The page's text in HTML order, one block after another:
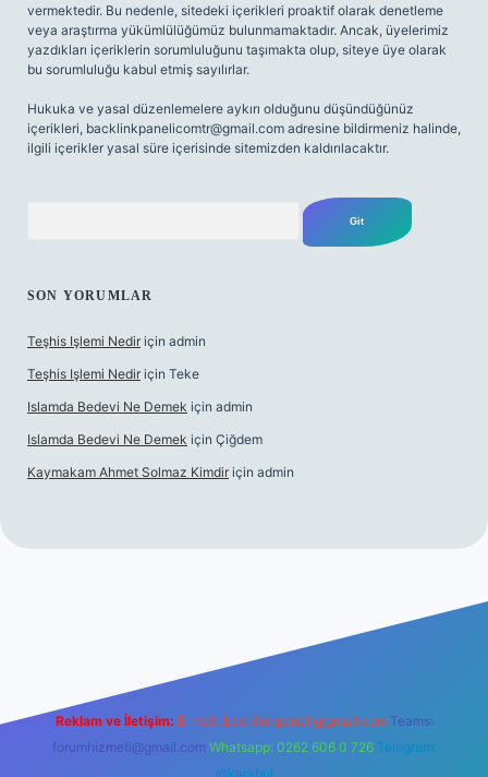
vermektedir. Bu nedenle, sitedeki içerikleri proaktif olarak denetleme
veya araştırma yükümlülüğümüz bulunmamaktadır. Ancak, üyelerimiz
yazdıkları içeriklerin sorumluluğunu taşımakta olup, siteye üye olarak
bu sorumluluğu kabul etmiş sayılırlar.
Hukuka ve yasal düzenlemelere aykırı olduğunu düşündüğünüz
içerikleri, backlinkpanelicomtr@gmail.com adresine bildirmeniz halinde,
ilgili içerikler yasal süre içerisinde sitemizden kaldırılacaktır.
SON YORUMLAR
Teşhis Işlemi Nedir için admin
Teşhis Işlemi Nedir için Teke
Islamda Bedevi Ne Demek için admin
Islamda Bedevi Ne Demek için Çiğdem
Kaymakam Ahmet Solmaz Kimdir için admin
Reklam ve İletişim: E-mail: backlinkpaneli@gmail.com Teams:
forumhizmeti@gmail.com Whatsapp: 0262 606 0 726 Telegram:
@karabul